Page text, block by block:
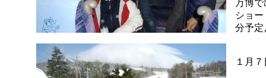
万博で
ショ
分予定
１月